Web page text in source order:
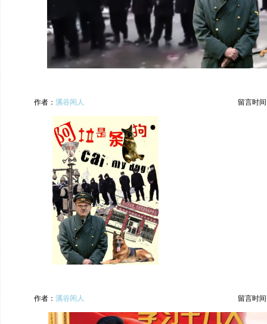
作者： 溪谷闲人 留言时间
作者： 溪谷闲人 留言时间